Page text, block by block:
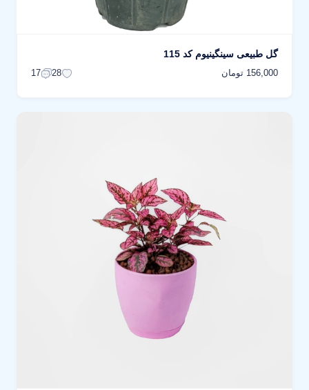
گل طبیعی سینگینیوم کد 115
156,000 تومان 28
17